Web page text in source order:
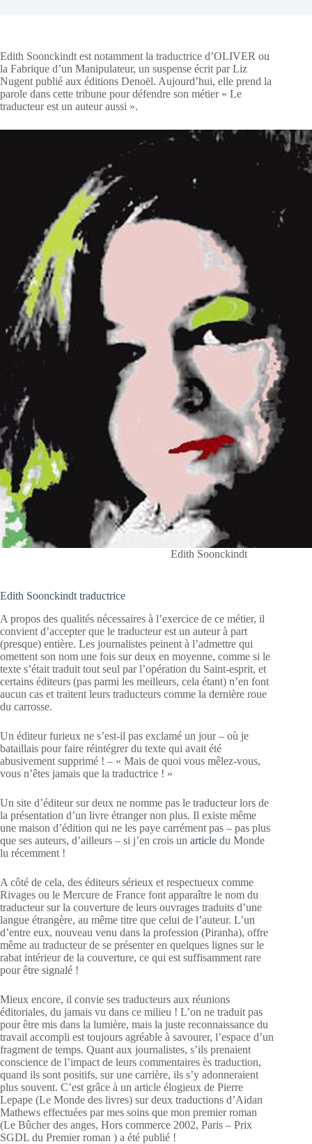
Edith Soonckindt est notamment la traductrice d’OLIVER ou
la Fabrique d’un Manipulateur, un suspense écrit par Liz
Nugent publié aux éditions Denoël. Aujourd’hui, elle prend la
parole dans cette tribune pour défendre son métier « Le
traducteur est un auteur aussi ».
Edith Soonckindt
Edith Soonckindt traductrice
A propos des qualités nécessaires à l’exercice de ce métier, il
convient d’accepter que le traducteur est un auteur à part
(presque) entière. Les journalistes peinent à l’admettre qui
omettent son nom une fois sur deux en moyenne, comme si le
texte s’était traduit tout seul par l’opération du Saint-esprit, et
certains éditeurs (pas parmi les meilleurs, cela étant) n’en font
aucun cas et traitent leurs traducteurs comme la dernière roue
du carrosse.
Un éditeur furieux ne s’est-il pas exclamé un jour – où je
bataillais pour faire réintégrer du texte qui avait été
abusivement supprimé ! – « Mais de quoi vous mêlez-vous,
vous n’êtes jamais que la traductrice ! »
Un site d’éditeur sur deux ne nomme pas le traducteur lors de
la présentation d’un livre étranger non plus. Il existe même
une maison d’édition qui ne les paye carrément pas – pas plus
que ses auteurs, d’ailleurs – si j’en crois un article du Monde
lu récemment !
A côté de cela, des éditeurs sérieux et respectueux comme
Rivages ou le Mercure de France font apparaître le nom du
traducteur sur la couverture de leurs ouvrages traduits d’une
langue étrangère, au même titre que celui de l’auteur. L’un
d’entre eux, nouveau venu dans la profession (Piranha), offre
même au traducteur de se présenter en quelques lignes sur le
rabat intérieur de la couverture, ce qui est suffisamment rare
pour être signalé !
Mieux encore, il convie ses traducteurs aux réunions
éditoriales, du jamais vu dans ce milieu ! L’on ne traduit pas
pour être mis dans la lumière, mais la juste reconnaissance du
travail accompli est toujours agréable à savourer, l’espace d’un
fragment de temps. Quant aux journalistes, s’ils prenaient
conscience de l’impact de leurs commentaires ès traduction,
quand ils sont positifs, sur une carrière, ils s’y adonneraient
plus souvent. C’est grâce à un article élogieux de Pierre
Lepape (Le Monde des livres) sur deux traductions d’Aidan
Mathews effectuées par mes soins que mon premier roman
(Le Bûcher des anges, Hors commerce 2002, Paris – Prix
SGDL du Premier roman ) a été publié !